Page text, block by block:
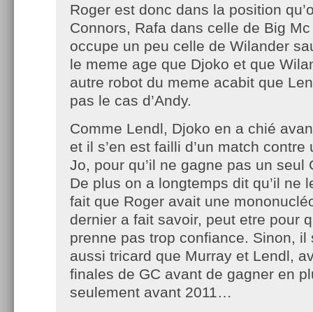
Roger est donc dans la position
Connors, Rafa dans celle de Big
occupe un peu celle de Wilander
le meme age que Djoko et que
autre robot du meme acabit que
pas le cas d’Andy.
Comme Lendl, Djoko en a chié
et il s’en est failli d’un match
Jo, pour qu’il ne gagne pas un seul
De plus on a longtemps dit qu’il ne
fait que Roger avait une
dernier a fait savoir, peut etre pour
prenne pas trop confiance. Sinon, il
aussi tricard que Murray et Lendl,
finales de GC avant de gagner en
seulement avant 2011…